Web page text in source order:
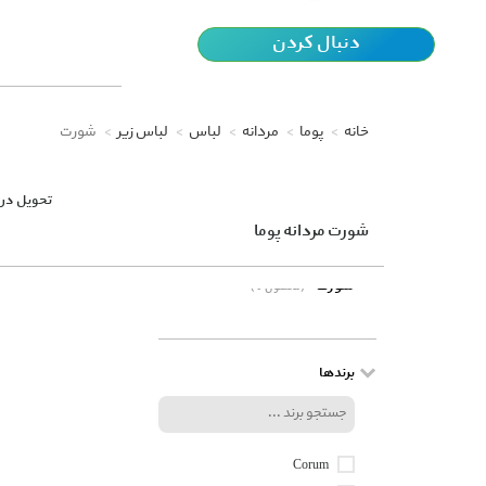
دنبال کردن
تحویل در
خانه پوما مردانه لباس لباس زیر شورت
شورت مردانه پوما
(0 محصول) شورت
برندها
Corum